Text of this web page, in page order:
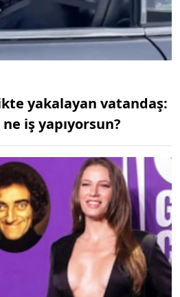
yakalayan vatandaş:
iş yapıyorsun?